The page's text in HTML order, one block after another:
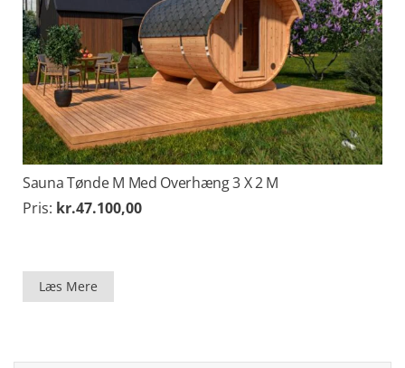
Sauna Tønde M Med Overhæng 3 X 2 M
Pris: kr.47.100,00
Læs Mere